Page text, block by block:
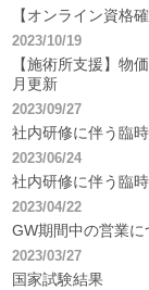
会員様の声
アイワ鍼灸マッサージ
代理店募集
資料請求は
こちら
【オンライン資格
2023/10/19
【施術所支援】
月更新
2023/09/27
社内研修に伴う臨
2023/06/24
社内研修に伴う臨
2023/04/22
GW期間中の営業に
2023/03/27
国家試験結果